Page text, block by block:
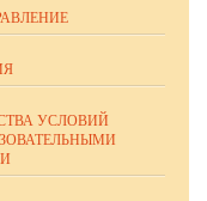
УСЛОВИЙ